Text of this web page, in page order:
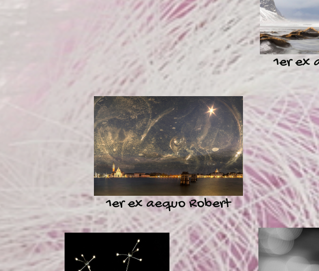
1er ex
1er ex aequo Robert